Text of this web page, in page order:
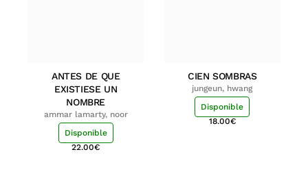
ANTES DE QUE
EXISTIESE UN
NOMBRE
ammar lamarty, noor
Disponible
22.00€
CIEN SOMBRAS
jungeun, hwang
Disponible
18.00€